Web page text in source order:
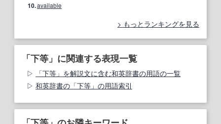
10.available
もっとランキングを見る
「下等」に関連する表現一覧
「下等」を解説文に含む和英辞書の用語の一覧
和英辞書の「下等」の用語索引